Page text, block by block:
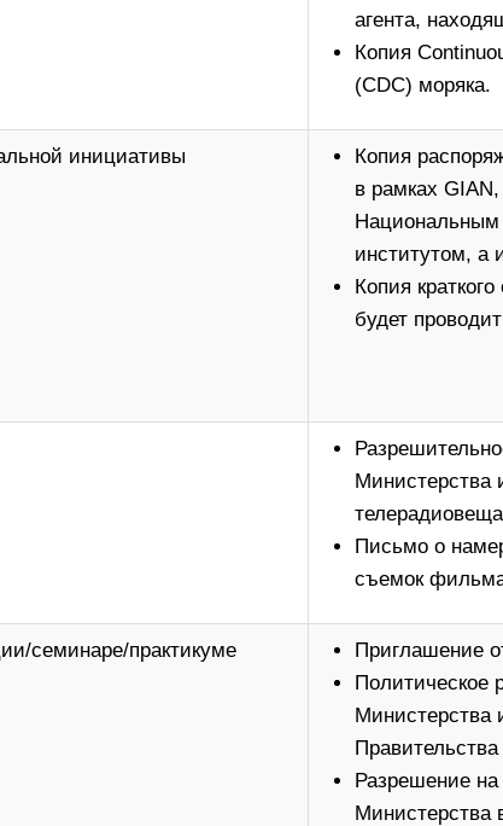
агента,
Копия
(CDC) моряка.
инициативы
Копия
в рамках
Национальным
институтом, а
Копия
будет
Письмо о
съемок
семинаре/практикуме
Приглашение
Политическое
Министерства
Разрешение
Министерства